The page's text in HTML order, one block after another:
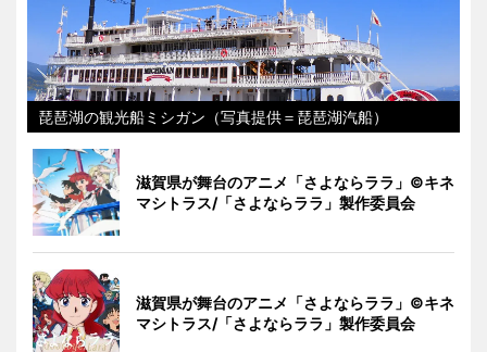
琵琶湖の観光船ミシガン（写真提供＝琵琶湖汽船）
滋賀県が舞台のアニメ「さよならララ」©キネ
マシトラス/「さよならララ」製作委員会
滋賀県が舞台のアニメ「さよならララ」©キネ
マシトラス/「さよならララ」製作委員会